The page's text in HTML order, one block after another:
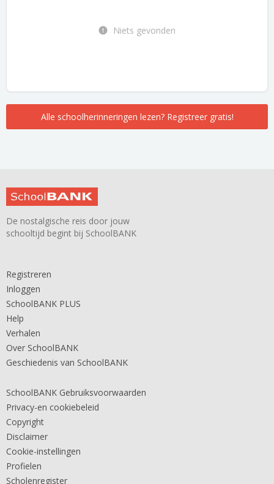
Niets gevonden
Alle schoolherinneringen lezen? Registreer gratis!
De nostalgische reis door jouw
schooltijd begint bij SchoolBANK
Registreren
Inloggen
SchoolBANK PLUS
Help
Verhalen
Over SchoolBANK
Geschiedenis van SchoolBANK
SchoolBANK Gebruiksvoorwaarden
Privacy-en cookiebeleid
Copyright
Disclaimer
Cookie-instellingen
Profielen
Scholenregister